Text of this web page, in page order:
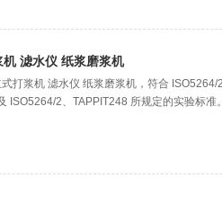
滤水仪 纸浆磨浆机
打浆机 滤水仪 纸浆磨浆机，符合
ISO5264/2、TAPPIT248 所规定的实验标准